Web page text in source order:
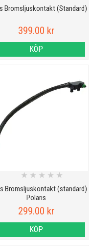
Bromsljuskontakt (Standard)
399.00 kr
KÖP
Bromsljuskontakt (standard)
Polaris
★ ★ ★ ★ ★
299.00 kr
KÖP